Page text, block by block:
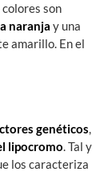
son
naranja y una
amarillo. En el
genéticos,
lipocromo. Tal y
los caracteriza